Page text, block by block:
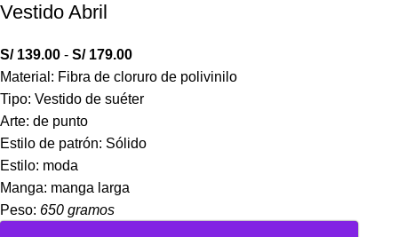
Vestido Abril
S/139.00 - S/179.00
Material: Fibra de cloruro de polivinilo
Tipo: Vestido de suéter
Arte: de punto
Estilo de patrón: Sólido
Estilo: moda
Manga: manga larga
Peso: 650 gramos